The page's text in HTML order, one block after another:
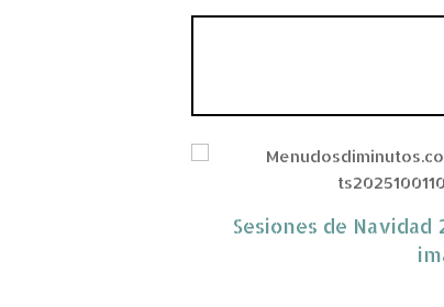
Sesiones de